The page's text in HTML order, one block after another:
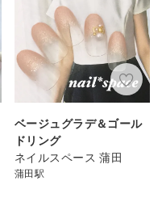
ベージュグラデ＆ゴール
ドリング
ネイルスペース 蒲田
蒲田駅